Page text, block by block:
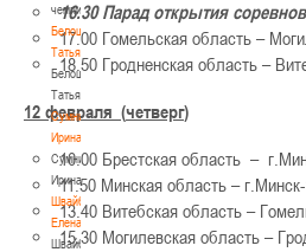
чемпионы
Белошапко
Татьяна
Белошапко
Татьяна
Сумникова
Ирина
Сумникова
Ирина
Швайбович
Елена
Швайбович
16.30 Парад открытия
17.00 Гомельская область –
18.50 Гродненская область –
12 февраля (четверг)
10.00 Брестская область –
11.50 Минская область – г.Минск-
13.40 Витебская область –
15.30 Могилевская область –